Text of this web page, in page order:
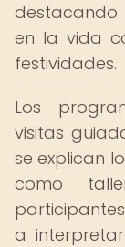
destacando
en la vida
festividades.
Los
visitas
se explican
como
a